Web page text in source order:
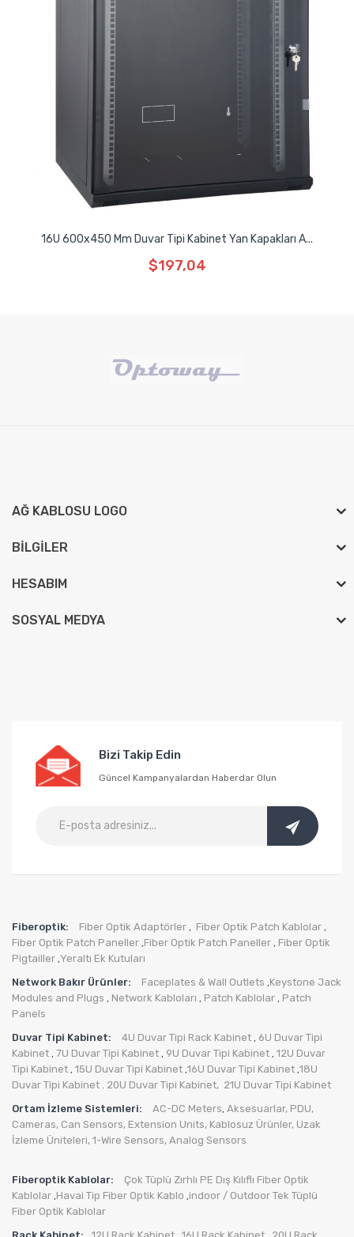
16U 600x450 Mm Duvar Tipi Kabinet Yan Kapakları A...
$197,04
AĞ KABLOSU LOGO
BILGILER
HESABIM
SOSYAL MEDYA
Bizi Takip Edin
Güncel Kampanyalardan Haberdar Olun
Fiberoptik: Fiber Optik Adaptörler , Fiber Optik Patch Kablolar ,
Fiber Optik Patch Paneller ,Fiber Optik Patch Paneller , Fiber Optik
Pigtailler ,Yeraltı Ek Kutuları
Network Bakır Ürünler:
Faceplates & Wall Outlets ,Keystone Jack
Modules and Plugs , Network Kabloları , Patch Kablolar , Patch
Panels
Duvar Tipi Kabinet:
4U Duvar Tipi Rack Kabinet , 6U Duvar Tipi
Kabinet , 7U Duvar Tipi Kabinet , 9U Duvar Tipi Kabinet , 12U Duvar
Tipi Kabinet , 15U Duvar Tipi Kabinet ,16U Duvar Tipi Kabinet ,18U
Duvar Tipi Kabinet
20U Duvar Tipi Kabinet, 21U Duvar Tipi Kabinet
Ortam İzleme Sistemleri:
AC-DC Meters, Aksesuarlar, PDU,
Cameras, Can Sensors, Extension Units, Kablosuz Ürünler, Uzak
İzleme Üniteleri, 1-Wire Sensors, Analog Sensors
Fiberoptik Kablolar:
Çok Tüplü Zırhlı PE Dış Kılıflı Fiber Optik
Kablolar ,Havai Tip Fiber Optik Kablo ,indoor / Outdoor Tek Tüplü
Fiber Optik Kablolar